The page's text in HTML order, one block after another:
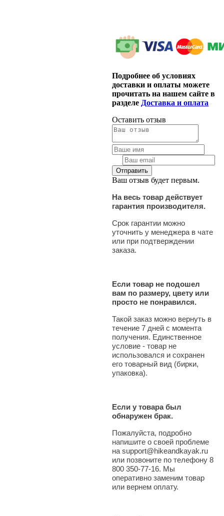
Подробнее об условиях
доставки и оплаты можете
прочитать на нашем сайте в
разделе Доставка и оплата
Оставить отзыв
Ваш отзыв будет первым.
На весь товар действует
гарантия производителя.
Срок гарантии можно
уточнить у менеджера в чате
или при подтверждении
заказа.
Если товар не подошел
вам по размеру, цвету или
просто не понравился.
Такой заказ можно вернуть в
течение 7 дней с момента
получения. Единственное
условие - товар не
использовался и сохранен
его товарный вид (бирки,
упаковка).
Если у товара был
обнаружен брак.
Пожалуйста, подробно
напишите о своей проблеме
на support@hikeandkayak.ru
или позвоните по телефону 8
800 350-77-16. Мы
оперативно заменим товар
или вернем оплату.